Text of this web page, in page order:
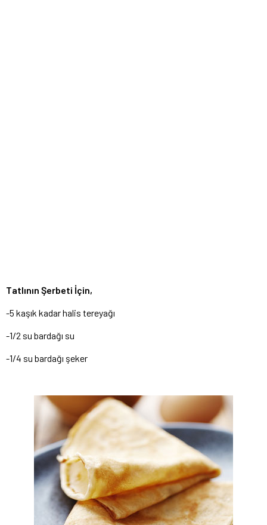
Tatlının Şerbeti İçin,
-5 kaşık kadar halis tereyağı
-1/2 su bardağı su
-1/4 su bardağı şeker